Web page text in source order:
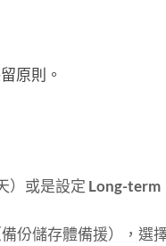
原則。
）或是設定 Long-term
備份儲存體備援），選